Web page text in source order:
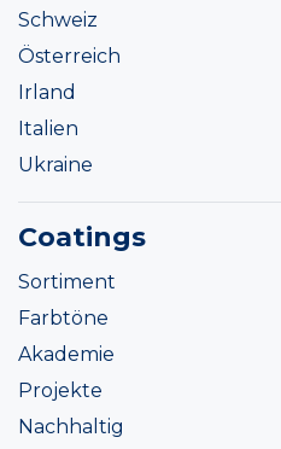
Schweiz
Österreich
Irland
Italien
Ukraine
Coatings
Sortiment
Farbtöne
Akademie
Projekte
Nachhaltig